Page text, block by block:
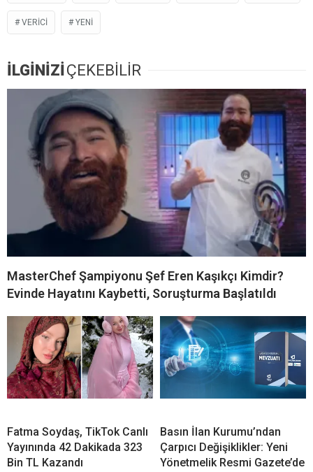
VERICI YENI
İLGİNİZİÇEKEBİLİR
MasterChef Şampiyonu Şef Eren Kaşıkçı Kimdir?
Evinde Hayatını Kaybetti, Soruşturma Başlatıldı
Fatma Soydaş, TikTok Canlı
Yayınında 42 Dakikada 323
Bin TL Kazandı
Basın İlan Kurumu’ndan
Çarpıcı Değişiklikler: Yeni
Yönetmelik Resmi Gazete’de